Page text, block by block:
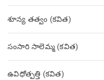
శూన్య తత్వం (కవిత)
సంసారి సాలెమ్మ (కవిత)
ఉవిధోత్పత్తి (కవిత)